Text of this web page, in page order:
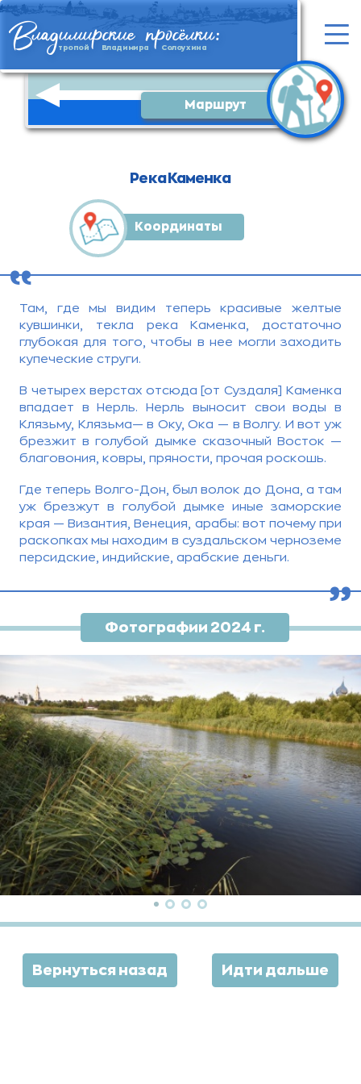
Владимирские просёлки:
тропой Владимира Солоухина
Маршрут
Река Каменка
Координаты
,,
Там, где мы видим теперь красивые желтые
кувшинки, текла река Каменка, достаточно
глубокая для того, чтобы в нее могли заходить
купеческие струги.
В четырех верстах отсюда [от Суздаля] Каменка
впадает в Нерль. Нерль выносит свои воды в
Клязьму, Клязьма— в Оку, Ока — в Волгу. И вот уж
брезжит в голубой дымке сказочный Восток —
благовония, ковры, пряности, прочая роскошь.
Где теперь Волго-Дон, был волок до Дона, а там
уж брезжут в голубой дымке иные заморские
края — Византия, Венеция, арабы: вот почему при
раскопках мы находим в суздальском черноземе
персидские, индийские, арабские деньги.
,,
Фотографии 2024 г.
Вернуться назад Идти дальше